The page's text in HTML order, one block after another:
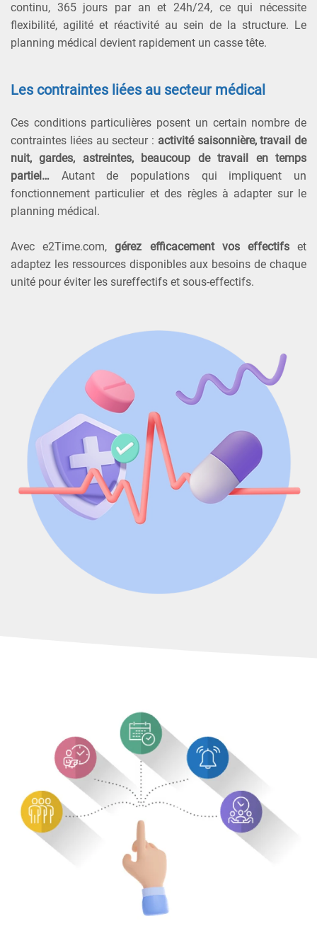
continu, 365 jours par an et 24h/24, ce qui nécessite
flexibilité, agilité et réactivité au sein de la structure. Le
planning médical devient rapidement un casse tête.
Les contraintes liées au secteur médical
Ces conditions particulières posent un certain nombre de
contraintes liées au secteur : activité saisonnière, travail de
nuit, gardes, astreintes, beaucoup de travail en temps
partiel… Autant de populations qui impliquent un
fonctionnement particulier et des règles à adapter sur le
planning médical.
Avec e2Time.com,gérez efficacement vos effectifset
adaptez les ressources disponibles aux besoins de chaque
unité pour éviter les sureffectifs et sous-effectifs.